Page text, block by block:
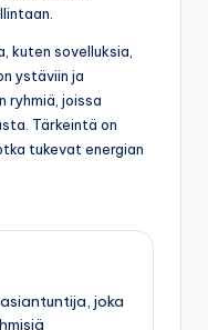
kuten sovelluksia,
ystäviin ja
ryhmiä, joissa
Tärkeintä on
tukevat energian
joka